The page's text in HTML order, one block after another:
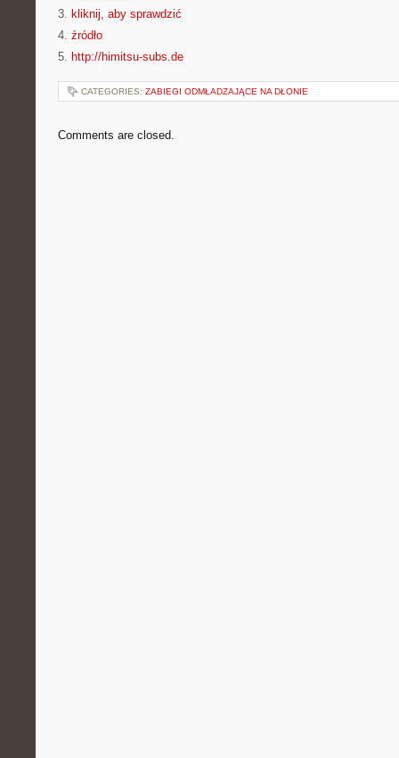
3. kliknij, aby sprawdzić
4. źródło
5. http://himitsu-subs.de
CATEGORIES: ZABIEGI ODMŁADZAJĄCE NA DŁONIE
Comments are closed.